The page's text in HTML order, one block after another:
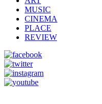
MUSIC
CINEMA
PLACE
REVIEW